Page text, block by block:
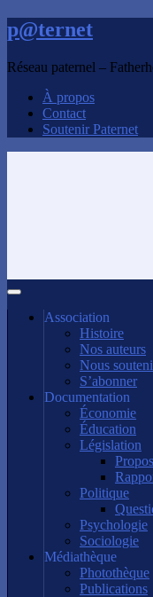
p@ternet
Réseau paternel –
À propos
Contact
Soutenir Paternet
Association
Histoire
Nos auteurs
Nous
S’abonner
Documentation
Économie
Éducation
Législation
Politique
Psychologie
Sociologie
Médiathèque
Photothèque
Publications